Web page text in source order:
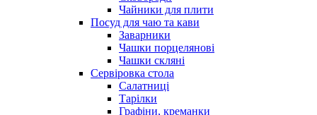
Чайники для плити
Посуд для чаю та кави
Заварники
Чашки порцелянові
Чашки скляні
Сервіровка стола
Салатниці
Тарілки
Графіни, креманки